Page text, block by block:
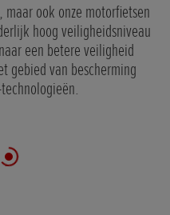
ook onze motorfietsen
hoog veiligheidsniveau
een betere veiligheid
gebied van bescherming